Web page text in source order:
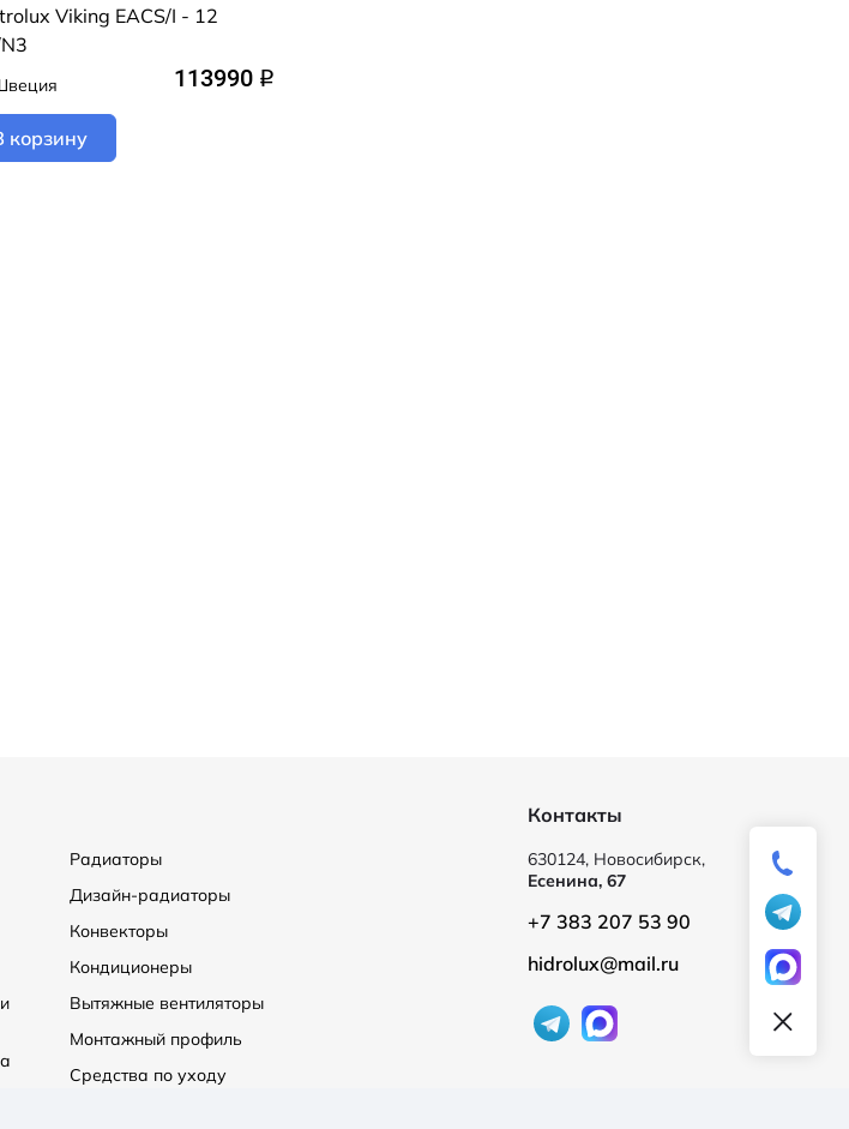
Viking EACS/I - 12
113990 q
корзину
Радиаторы
Дизайн-радиаторы
Конвекторы
Кондиционеры
Вытяжные вентиляторы
Монтажный профиль
Средства по уходу
Контакты
630124, Новосибирск,
Есенина, 67
+7 383 207 53 90
hidrolux@mail.ru